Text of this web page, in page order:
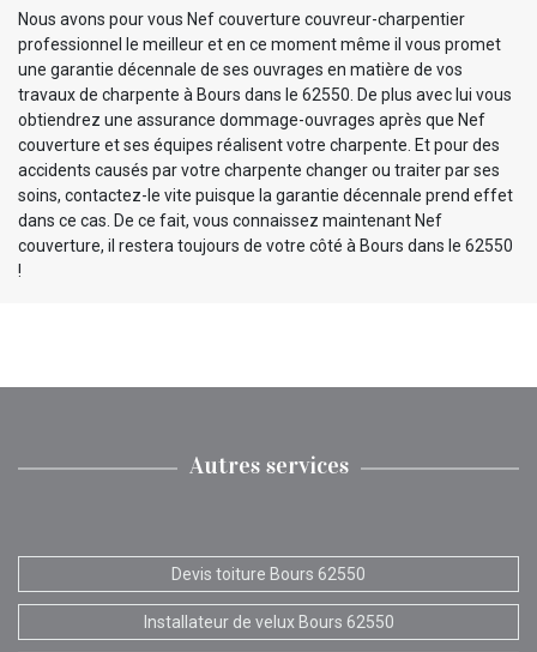
Nous avons pour vous Nef couverture couvreur-charpentier
professionnel le meilleur et en ce moment même il vous promet
une garantie décennale de ses ouvrages en matière de vos
travaux de charpente à Bours dans le 62550. De plus avec lui vous
obtiendrez une assurance dommage-ouvrages après que Nef
couverture et ses équipes réalisent votre charpente. Et pour des
accidents causés par votre charpente changer ou traiter par ses
soins, contactez-le vite puisque la garantie décennale prend effet
dans ce cas. De ce fait, vous connaissez maintenant Nef
couverture, il restera toujours de votre côté à Bours dans le 62550
!
Autres services
Devis toiture Bours 62550
Installateur de velux Bours 62550